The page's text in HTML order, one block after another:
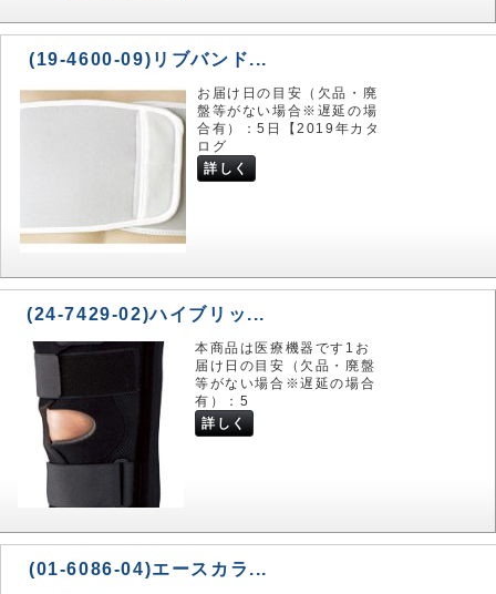
(19-4600-09)リブバンド...
お届け日の目安（欠品・廃
盤等がない場合※遅延の場
合有）：5日【2019年カタ
ログ
詳しく
(24-7429-02)ハイブリッ...
本商品は医療機器です1お
届け日の目安（欠品・廃盤
等がない場合※遅延の場合
有）：5
詳しく
(01-6086-04)エースカラ...